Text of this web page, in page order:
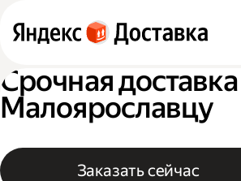
Срочная
Малоярославцу
Заказать сейчас